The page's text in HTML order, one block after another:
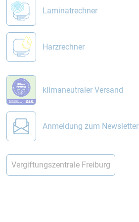
Laminatrechner
Harzrechner
klimaneutraler Versand
Anmeldung zum Newsletter
Vergiftungszentrale Freiburg